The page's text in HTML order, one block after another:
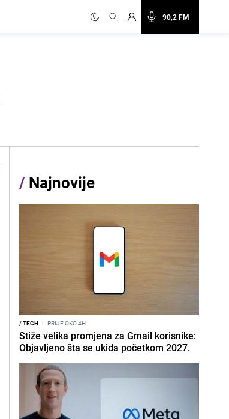
90,2 FM
/ Najnovije
/TECH I PRIJE OKO 4H
Stiže velika promjena za Gmail korisnike:
Objavljeno šta se ukida početkom 2027.